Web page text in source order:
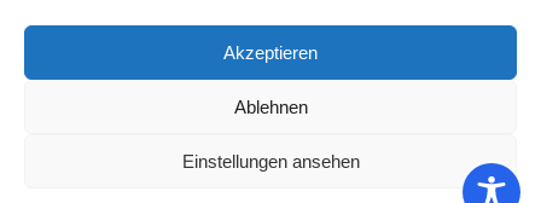
Akzeptieren
Ablehnen
Einstellungen ansehen
LANDESVERBAND
SACHSEN | DIEBASIS
BASISDEMOKRATISCHE PARTEI DEUTSCHLAND –